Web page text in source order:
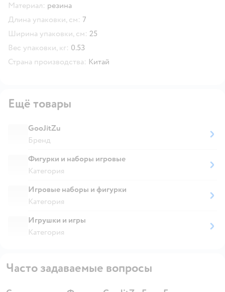
Материал: резина
Длина упаковки, см: 7
Ширина упаковки, см: 25
Вес упаковки, кг: 0.53
Страна производства: Китай
Ещё товары
GooJitZu
Бренд
Фигурки и наборы игровые
Категория
Игровые наборы и фигурки
Категория
Игрушки и игры
Категория
Часто задаваемые вопросы